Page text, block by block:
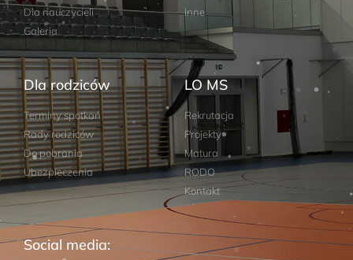
Dla nauczycieli
Galeria
Inne
Dla rodziców
Terminy spotkań
Rady rodziców
Do pobrania
Ubezpieczenia
LO MS
Rekrutacja
Projekty
Matura
RODO
Kontakt
Social media: